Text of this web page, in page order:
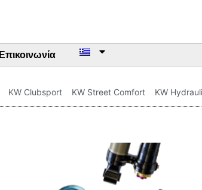
Επικοινωνία
KW Clubsport KW Street Comfort KW